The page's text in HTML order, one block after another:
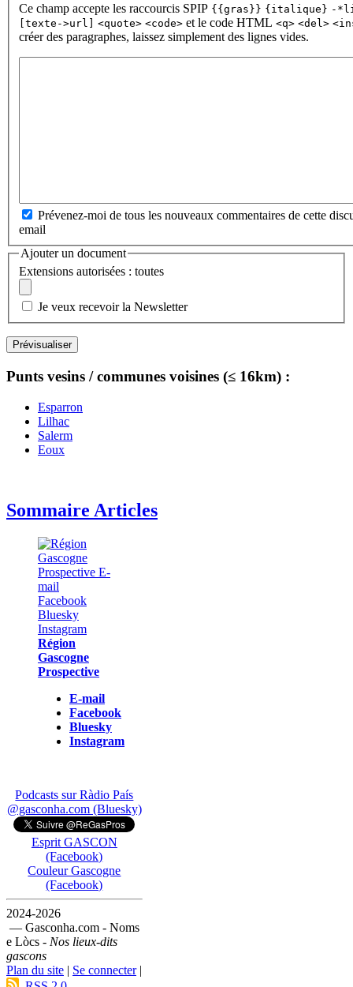
Ce champ accepte les raccourcis SPIP {{gras}} {italique} -
[texte->url] <quote> <code> et le code HTML <q> <del>
créer des paragraphes, laissez simplement des lignes vides.
Prévenez-moi de tous les nouveaux commentaires de cette
email
Ajouter un document
Extensions autorisées : toutes
Je veux recevoir la Newsletter
Punts vesins / communes voisines (≤ 16km) :
Esparron
Lilhac
Salerm
Eoux
Sommaire Articles
Région
Gascogne
Prospective
E-mail
Facebook
Bluesky
Instagram
Podcasts sur Ràdio País
@gasconha.com (Bluesky)
Esprit GASCON
(Facebook)
Couleur Gascogne
(Facebook)
2024-2026
— Gasconha.com - Noms
e Lòcs - Nos lieux-dits
gascons
Plan du site | Se connecter|